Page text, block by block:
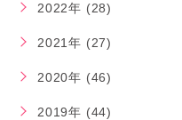
2022年 (28)
2021年 (27)
2020年 (46)
2019年 (44)